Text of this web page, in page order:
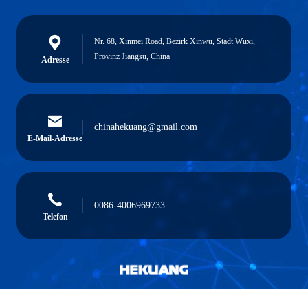
Adresse
Nr. 68, Xinmei Road, Bezirk Xinwu, Stadt Wuxi,
Provinz Jiangsu, China
E-Mail-Adresse
chinahekuang@gmail.com
Telefon
0086-4006969733